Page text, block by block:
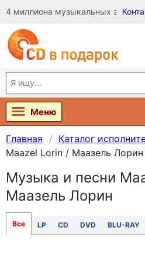
4 миллиона музыкальных
Меню
Главная Каталог
Maazel Lorin / Маазель Лорин
Музыка и песни
Маазель Лорин
Все LP CD DVD BLU-RAY